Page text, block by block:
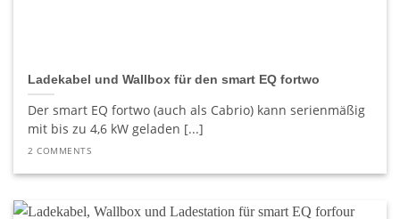
Ladekabel und Wallbox für den smart EQ fortwo
Der smart EQ fortwo (auch als Cabrio) kann serienmäßig
mit bis zu 4,6 kW geladen [...]
2 COMMENTS